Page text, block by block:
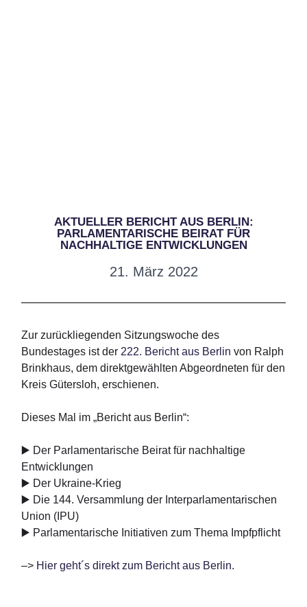
AKTUELLER BERICHT AUS BERLIN:
PARLAMENTARISCHE BEIRAT FÜR
NACHHALTIGE ENTWICKLUNGEN
21. März 2022
Zur zurückliegenden Sitzungswoche des
Bundestages ist der 222. Bericht aus Berlin von Ralph
Brinkhaus, dem direktgewählten Abgeordneten für den
Kreis Gütersloh, erschienen.
Dieses Mal im „Bericht aus Berlin“:
▶️ Der Parlamentarische Beirat für nachhaltige
Entwicklungen
▶️ Der Ukraine-Krieg
▶️ Die 144. Versammlung der Interparlamentarischen
Union (IPU)
▶️ Parlamentarische Initiativen zum Thema Impfpflicht
–> Hier geht´s direkt zum Bericht aus Berlin.